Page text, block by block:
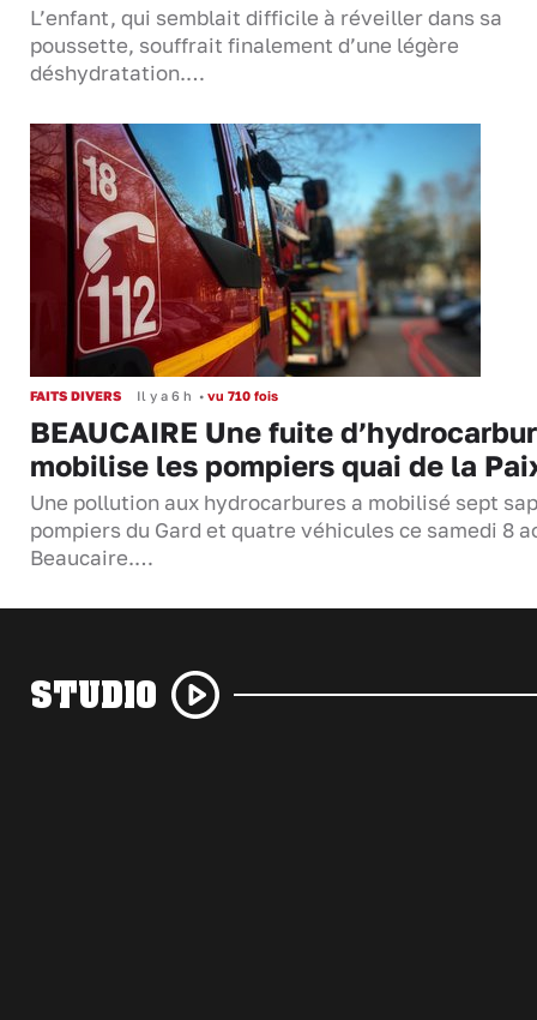
L’enfant, qui semblait difficile à réveiller dans sa
poussette, souffrait finalement d’une légère
déshydratation.…
FAITS DIVERS Il y a 6 h • vu 710 fois
BEAUCAIRE Une fuite
mobilise les pompiers quai de la
Une pollution aux hydrocarbures a mobilisé sept
pompiers du Gard et quatre véhicules ce samedi 8
Beaucaire.…
STUDIO